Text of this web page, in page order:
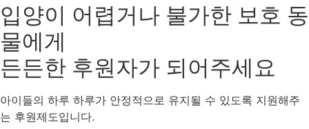
입양이 어렵거나 불가한 보호 동
물에게
든든한 후원자가 되어주세요
아이들의 하루 하루가 안정적으로 유지될 수 있도록 지원해주
는 후원제도입니다.